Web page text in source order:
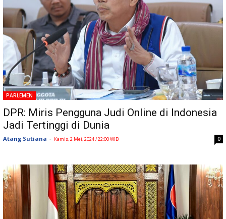
PARLEMEN
DPR: Miris Pengguna Judi Online di Indonesia
Jadi Tertinggi di Dunia
Atang Sutiana - Kamis, 2 Mei, 2024 / 22:00 WIB 0